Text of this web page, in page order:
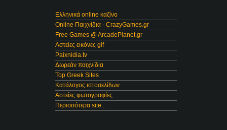
Ελληνικά online καζίνο
Online Παιχνίδια - CrazyGames.gr
Free Games @ ArcadePlanet.gr
Αστείες εικόνες gif
Paixnidia.tv
Δωρεάν παιχνίδια
Top Greek Sites
Κατάλογος ιστοσελίδων
Αστείες φωτογραφίες
Περισσότερα site...